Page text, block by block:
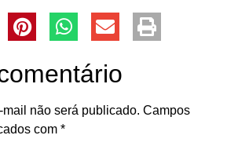
não será publicado. Campos
com *